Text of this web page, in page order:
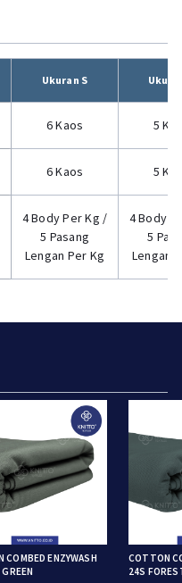
Ukuran S
6 Kaos 5
6 Kaos 5
4 Body Per Kg /
5 Pasang
Lengan Per Kg
4 Body
5
Lengan
COMBED ENZYWASH
COTTON
24S